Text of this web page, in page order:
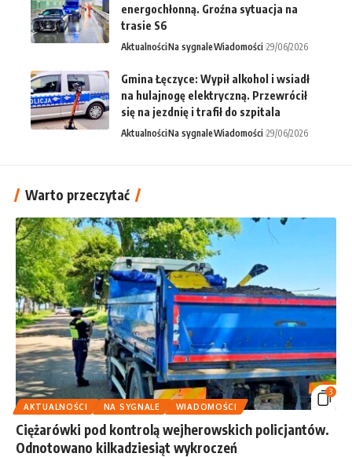
energochłonną. Groźna sytuacja na
trasie S6
AktualnościNa sygnaleWiadomości 29/06/2026
Gmina Łęczyce: Wypił alkohol i wsiadł
na hulajnogę elektryczną. Przewrócił
się na jezdnię i trafił do szpitala
AktualnościNa sygnaleWiadomości 29/06/2026
Warto przeczytać
3
AKTUALNOŚCI
NA SYGNALE WIADOMOŚCI
Ciężarówki pod kontrolą wejherowskich policjantów.
Odnotowano kilkadziesiąt wykroczeń